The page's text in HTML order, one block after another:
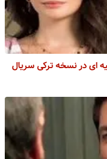
ای در نسخه ترکی سریال